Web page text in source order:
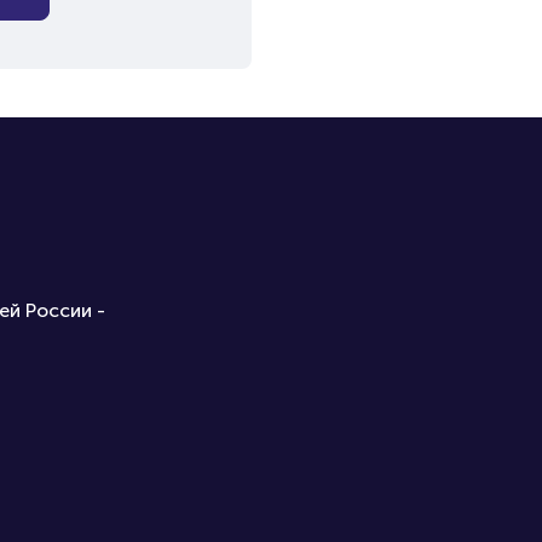
России -